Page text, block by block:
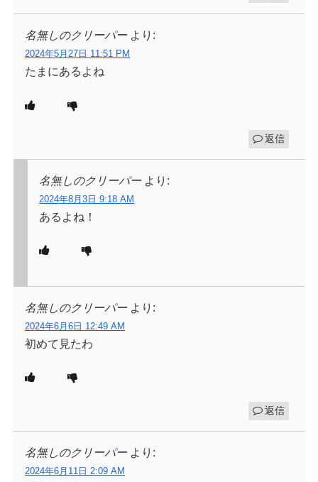
名無しのクリーパー より:
2024年5月27日 11:51 PM
たまにあるよね
返信
名無しのクリーパー より:
2024年8月3日 9:18 AM
あるよね！
名無しのクリーパー より:
2024年6月6日 12:49 AM
初めて見たわ
返信
名無しのクリーパー より:
2024年6月11日 2:09 AM